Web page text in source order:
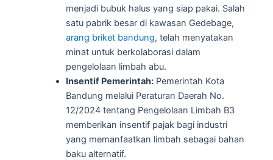
menjadi bubuk halus yang siap pakai. Salah
satu pabrik besar di kawasan Gedebage,
arang briket bandung, telah menyatakan
minat untuk berkolaborasi dalam
pengelolaan limbah abu.
Insentif Pemerintah:Pemerintah Kota
Bandung melalui Peraturan Daerah No.
12/2024 tentang Pengelolaan Limbah B3
memberikan insentif pajak bagi industri
yang memanfaatkan limbah sebagai bahan
baku alternatif.